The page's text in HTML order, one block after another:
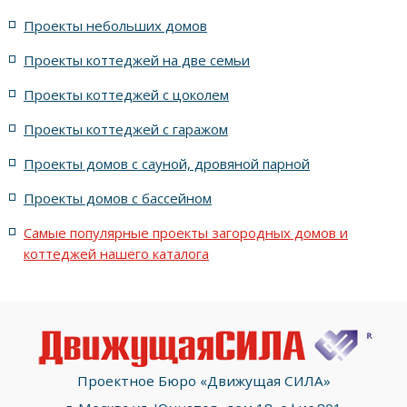
с 5-ю спальнями на втором этаже
с угловым крыльцом с площадью от 200 до 300 м2
Проекты небольших домов
Проекты коттеджей на две семьи
Проекты коттеджей с цоколем
Проекты коттеджей с гаражом
Проекты домов с сауной, дровяной парной
Проекты домов с бассейном
Самые популярные проекты загородных домов и
коттеджей нашего каталога
Проектное Бюро «Движущая СИЛА»